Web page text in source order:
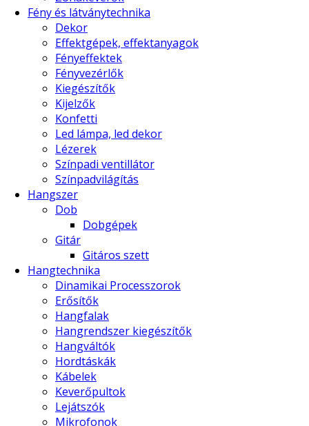
Fény és látványtechnika
Dekor
Effektgépek, effektanyagok
Fényeffektek
Fényvezérlők
Kiegészítők
Kijelzők
Konfetti
Led lámpa, led dekor
Lézerek
Színpadi ventillátor
Színpadvilágítás
Hangszer
Dob
Dobgépek
Gitár
Gitáros szett
Hangtechnika
Dinamikai Processzorok
Erősítők
Hangfalak
Hangrendszer kiegészítők
Hangváltók
Hordtáskák
Kábelek
Keverőpultok
Lejátszók
Mikrofonok